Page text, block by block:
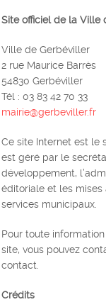
Site officiel de la Ville
Ville de Gerbéviller
2 rue Maurice Barrès
54830 Gerbéviller
Tél : 03 83 42 70 33
mairie@gerbeviller.fr
Ce site Internet est le
est géré par le
développement,
éditoriale et les mises
services municipaux.
Pour toute
site, vous pouvez
contact.
Crédits